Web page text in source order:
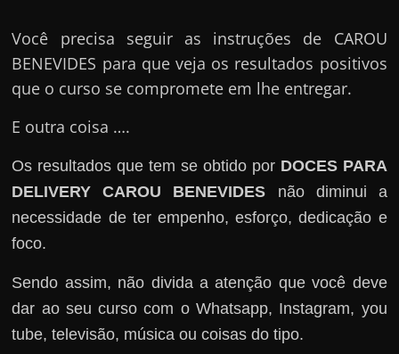
Você precisa seguir as instruções de CAROU
BENEVIDES para que veja os resultados positivos
que o curso se compromete em lhe entregar.
E outra coisa ….
Os resultados que tem se obtido por DOCES PARA
DELIVERY CAROU BENEVIDES não diminui a
necessidade de ter empenho, esforço, dedicação e
foco.
Sendo assim, não divida a atenção que você deve
dar ao seu curso com o Whatsapp, Instagram, you
tube, televisão, música ou coisas do tipo.